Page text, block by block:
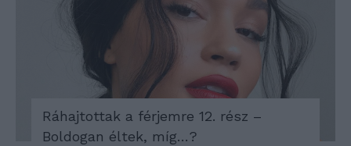
Ráhajtottak a férjemre 12. rész –
Boldogan éltek, míg…?